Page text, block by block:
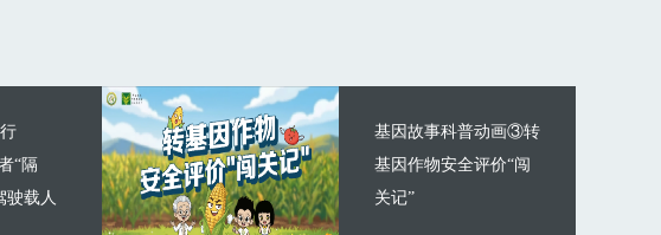
“隔
驶载人
基因故事科普动画③转
基因作物安全评价“闯
关记”